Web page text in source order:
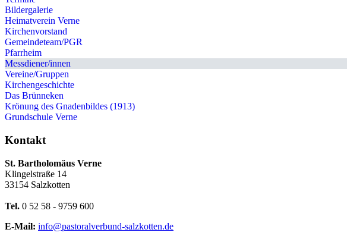
Bildergalerie
Heimatverein Verne
Kirchenvorstand
Gemeindeteam/PGR
Pfarrheim
Messdiener/innen
Vereine/Gruppen
Kirchengeschichte
Das Brünneken
Krönung des Gnadenbildes (1913)
Grundschule Verne
Kontakt
St. Bartholomäus Verne
Klingelstraße 14
33154 Salzkotten
Tel. 0 52 58 - 9759 600
E-Mail: info@pastoralverbund-salzkotten.de